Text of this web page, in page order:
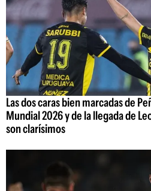
Las dos caras bien marcadas de
Mundial 2026 y de la llegada de
son clarísimos